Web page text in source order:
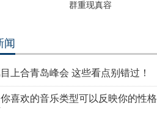
群重现真容
闻
上合青岛峰会 这些看点别错过！
喜欢的音乐类型可以反映你的性格